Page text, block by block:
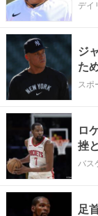
デイ
ジ
た
の
スポ
ロ
挫
バス
足